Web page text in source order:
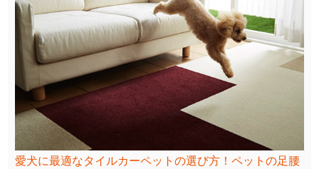
愛犬に最適なタイルカーペットの選び方！ペットの足腰